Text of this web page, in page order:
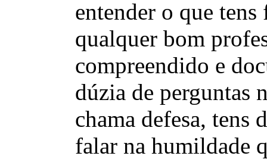
entender o que
qualquer bom
compreendido e
dúzia de perguntas
chama defesa, tens
falar na humildade